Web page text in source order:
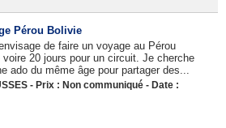
Pérou Bolivie
de faire un voyage au Pérou
20 jours pour un circuit. Je cherche
ado du même âge pour partager des...
- Prix : Non communiqué - Date :